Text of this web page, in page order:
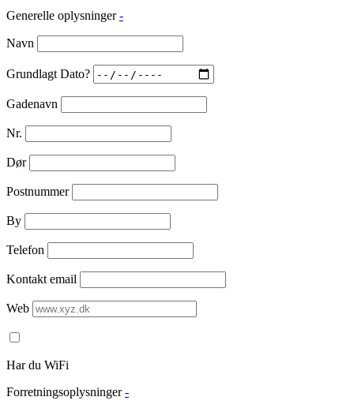
Generelle oplysninger -
Navn
Grundlagt Dato?
Gadenavn
Nr.
Dør
Postnummer
By
Telefon
Kontakt email
Web
Har du WiFi
Forretningsoplysninger -